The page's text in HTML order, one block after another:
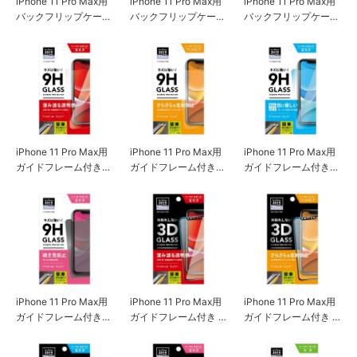
バックフリップケース
バックフリップケース
バックフリップケース
iPhone 11 Pro Max用
ガイドフレーム付き
パークリア
iPhone 11 Pro Max用
ガイドフレーム付き
チグレア
iPhone 11 Pro Max用
ガイドフレーム付き
ーライト低減/光沢
iPhone 11 Pro Max用
ガイドフレーム付き
見防止
iPhone 11 Pro Max用
ガイドフレーム付き 3
クリア
iPhone 11 Pro Max用
ガイドフレーム付き 3
アンチグレア